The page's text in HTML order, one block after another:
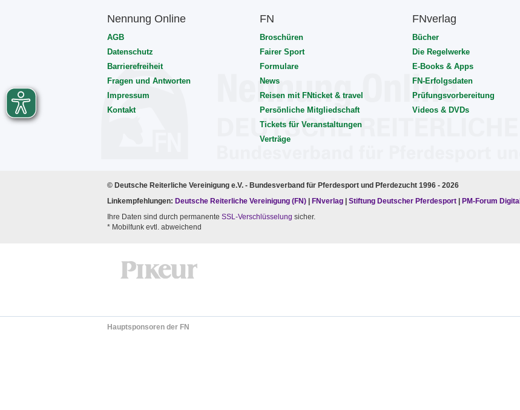
Nennung Online
AGB
Datenschutz
Barrierefreiheit
Fragen und Antworten
Impressum
Kontakt
FN
Broschüren
Fairer Sport
Formulare
News
Reisen mit FNticket & travel
Persönliche Mitgliedschaft
Tickets für Veranstaltungen
Verträge
FNverlag
Bücher
Die Regelwerke
E-Books & Apps
FN-Erfolgsdaten
Prüfungsvorbereitung
Videos & DVDs
© Deutsche Reiterliche Vereinigung e.V. - Bundesverband für Pferdesport und Pferdezucht 1996 - 2026
Linkempfehlungen: Deutsche Reiterliche Vereinigung (FN) FNverlag Stiftung Deutscher Pferdesport
PM-Forum Digital
Ihre Daten sind durch permanente SSL-Verschlüsselung sicher.
* Mobilfunk evtl. abweichend
Hauptsponsoren der FN